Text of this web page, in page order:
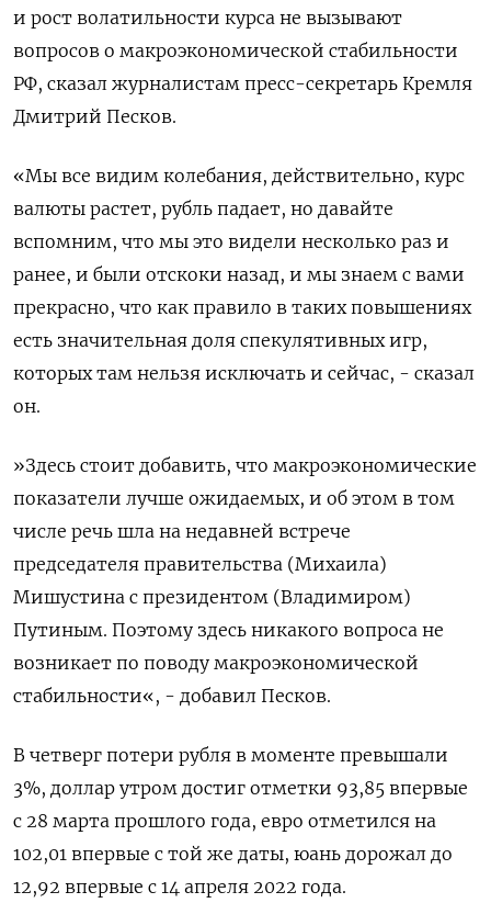
и рост волатильности курса не вызывают
вопросов о макроэкономической стабильности
РФ, сказал журналистам пресс-секретарь Кремля
Дмитрий Песков.
«Мы все видим колебания, действительно, курс
валюты растет, рубль падает, но давайте
вспомним, что мы это видели несколько раз и
ранее, и были отскоки назад, и мы знаем с вами
прекрасно, что как правило в таких повышениях
есть значительная доля спекулятивных игр,
которых там нельзя исключать и сейчас, - сказал
он.
»Здесь стоит добавить, что макроэкономические
показатели лучше ожидаемых, и об этом в том
числе речь шла на недавней встрече
председателя правительства (Михаила)
Мишустина с президентом (Владимиром)
Путиным. Поэтому здесь никакого вопроса не
возникает по поводу макроэкономической
стабильности«, - добавил Песков.
В четверг потери рубля в моменте превышали
3%, доллар утром достиг отметки 93,85 впервые
с 28 марта прошлого года, евро отметился на
102,01 впервые с той же даты, юань дорожал до
12,92 впервые с 14 апреля 2022 года.